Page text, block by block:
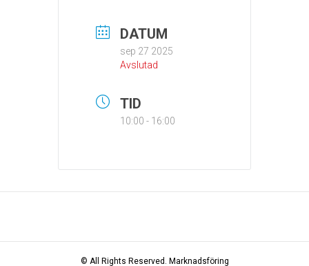
DATUM
sep 27 2025
Avslutad
TID
10:00 - 16:00
© All Rights Reserved. Marknadsföring